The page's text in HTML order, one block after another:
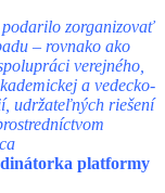
podarilo zorganizovať
– rovnako ako
verejného,
a vedecko-
udržateľných riešení
platformy